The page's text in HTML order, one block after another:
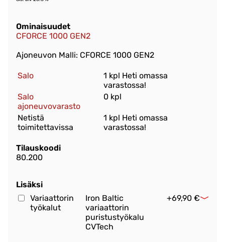
Ominaisuudet
CFORCE 1000 GEN2
Ajoneuvon Malli: CFORCE 1000 GEN2
Salo
1 kpl Heti omassa
varastossa!
Salo
ajoneuvovarasto
0 kpl
Netistä
toimitettavissa
1 kpl Heti omassa
varastossa!
Tilauskoodi
80.200
Lisäksi
Variaattorin
työkalut
Iron Baltic
variaattorin
puristustyökalu
CVTech
+69,90 €